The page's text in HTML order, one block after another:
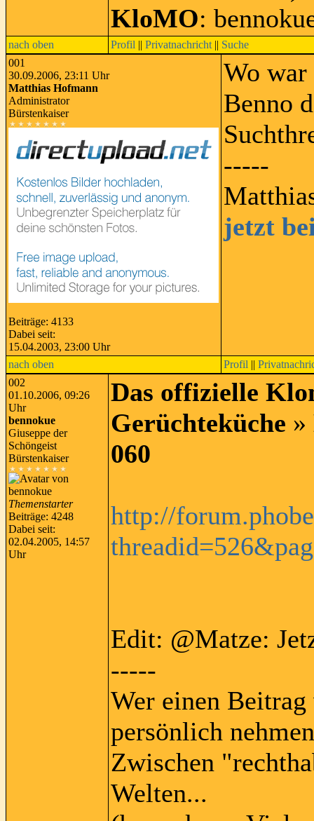
KloMO:
nach oben Profil || Privatnachricht || Suche
001
30.09.2006, 23:11 Uhr
Matthias Hofmann
Administrator
Bürstenkaiser
Beiträge: 4133
Dabei seit:
15.04.2003, 23:00 Uhr
Wo war
Benno
-----
jetzt
nach oben Profil ||
002
01.10.2006, 09:26
Uhr
bennokue
Giuseppe der
Schöngeist
Bürstenkaiser
Themenstarter
Beiträge: 4248
Dabei seit:
02.04.2005, 14:57
Uhr
Das offizielle
Gerüchteküche »
060
http://
Edit: @Matze:
-----
Wer einen
persönlich
Zwischen
Welten...